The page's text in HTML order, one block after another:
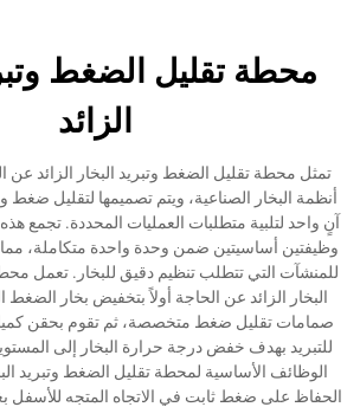
محطة تقليل الضغط
الزائد
تمثل محطة تقليل الضغط وتبريد البخار الزائد عن
أنظمة البخار الصناعية، ويتم تصميمها لتقليل ضغط
آنٍ واحد لتلبية متطلبات العمليات المحددة. تجمع
وظيفتين أساسيتين ضمن وحدة واحدة متكاملة، مما
للمنشآت التي تتطلب تنظيم دقيق للبخار. تعمل
البخار الزائد عن الحاجة أولاً بتخفيض بخار الضغط
صمامات تقليل ضغط متخصصة، ثم تقوم بحقن
للتبريد بهدف خفض درجة حرارة البخار إلى
الوظائف الأساسية لمحطة تقليل الضغط وتبريد
الحفاظ على ضغط ثابت في الاتجاه المتجه للأسفل